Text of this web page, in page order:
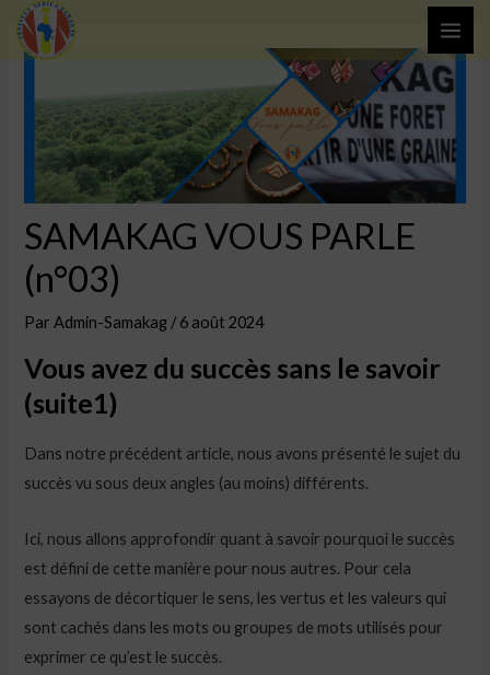
Aller
SAMAKAG VOUS PARLE
(n°03)
ParAdmin-Samakag /6 août 2024
Vous avez du succès sans le savoir
(suite1)
Dans notre précédent article, nous avons présenté le sujet du
succès vu sous deux angles (au moins) différents.
Ici, nous allons approfondir quant à savoir pourquoi le succès
est défini de cette manière pour nous autres. Pour cela
essayons de décortiquer le sens, les vertus et les valeurs qui
sont cachés dans les mots ou groupes de mots utilisés pour
exprimer ce qu’est le succès.